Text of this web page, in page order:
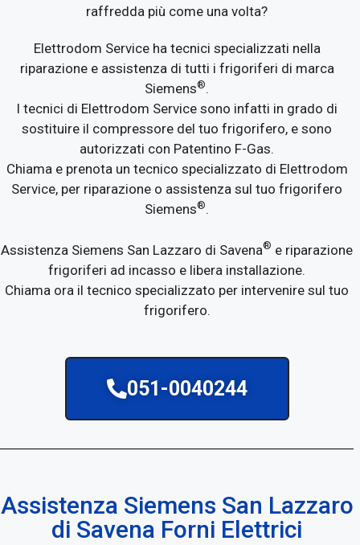
raffredda più come una volta?
Elettrodom Service ha tecnici specializzati nella
riparazione e assistenza di tutti i frigoriferi di marca
Siemens®.
I tecnici di Elettrodom Service sono infatti in grado di
sostituire il compressore del tuo frigorifero, e sono
autorizzati con Patentino F-Gas.
Chiama e prenota un tecnico specializzato di Elettrodom
Service, per riparazione o assistenza sul tuo frigorifero
Siemens®.
Assistenza Siemens San Lazzaro di Savena® e riparazione
frigoriferi ad incasso e libera installazione.
Chiama ora il tecnico specializzato per intervenire sul tuo
frigorifero.
051-0040244
Assistenza Siemens San Lazzaro
di Savena Forni Elettrici